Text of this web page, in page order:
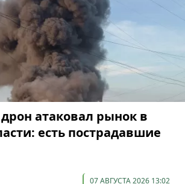
атаковал рынок в
есть пострадавшие
07 АВГУСТА 2026 13:02